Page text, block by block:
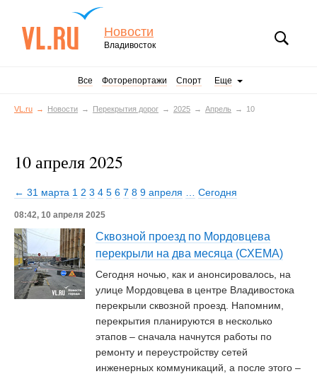
Новости
Владивосток
Все Фоторепортажи Спорт Еще
VL.ru Новости Перекрытия дорог 2025 Апрель 10
10 апреля 2025
← 31 марта 1 2 3 4 5 6 7 8 9 апреля Сегодня
08:42, 10 апреля 2025
Сквозной проезд по Мордовцева
перекрыли на два месяца (СХЕМА)
Сегодня ночью, как и анонсировалось, на
улице Мордовцева в центре Владивостока
перекрыли сквозной проезд. Напомним,
перекрытия планируются в несколько
этапов – сначала начнутся работы по
ремонту и переустройству сетей
инженерных коммуникаций, а после этого –